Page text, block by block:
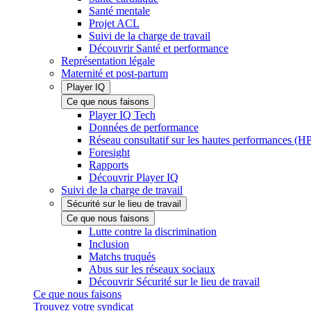
Santé mentale
Projet ACL
Suivi de la charge de travail
Découvrir Santé et performance
Représentation légale
Maternité et post-partum
Player IQ
Ce que nous faisons
Player IQ Tech
Données de performance
Réseau consultatif sur les hautes performances
Foresight
Rapports
Découvrir Player IQ
Suivi de la charge de travail
Sécurité sur le lieu de travail
Ce que nous faisons
Lutte contre la discrimination
Inclusion
Matchs truqués
Abus sur les réseaux sociaux
Découvrir Sécurité sur le lieu de travail
Ce que nous faisons
Trouvez votre syndicat